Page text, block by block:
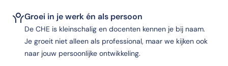
Groei in je werk én als persoon
De CHE is kleinschalig en docenten kennen je bij naam.
Je groeit niet alleen als professional, maar we kijken ook
naar jouw persoonlijke ontwikkeling.